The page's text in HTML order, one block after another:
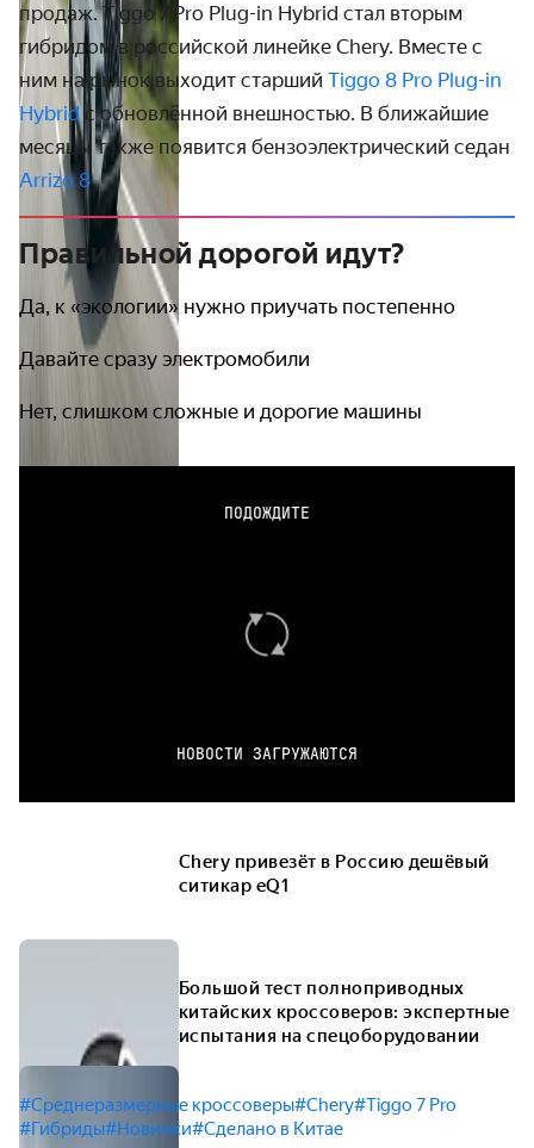
продаж. Tiggo 7 Pro Plug-in Hybrid стал вторым
гибридом в российской линейке Chery. Вместе с
ним на рынок выходит старший Tiggo 8 Pro Plug-in
Hybridс обновлённой внешностью. В ближайшие
месяцы также появится бензоэлектрический седан
Arrizo 8.
Правильной дорогой идут?
Да, к «экологии» нужно приучать постепенно
Давайте сразу электромобили
Нет, слишком сложные и дорогие машины
ПОДОЖДИТЕ
НОВОСТИ ЗАГРУЖАЮТСЯ
Chery привезёт в Россию дешёвый
ситикар eQ1
Большой тест полноприводных
китайских кроссоверов: экспертные
испытания на спецоборудовании
#Среднеразмерные кроссоверы#Chery#Tiggo 7 Pro
#Гибриды#Новинки#Сделано в Китае